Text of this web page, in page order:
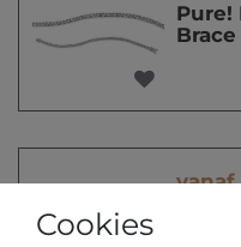
Pure!
vanaf
Cookies